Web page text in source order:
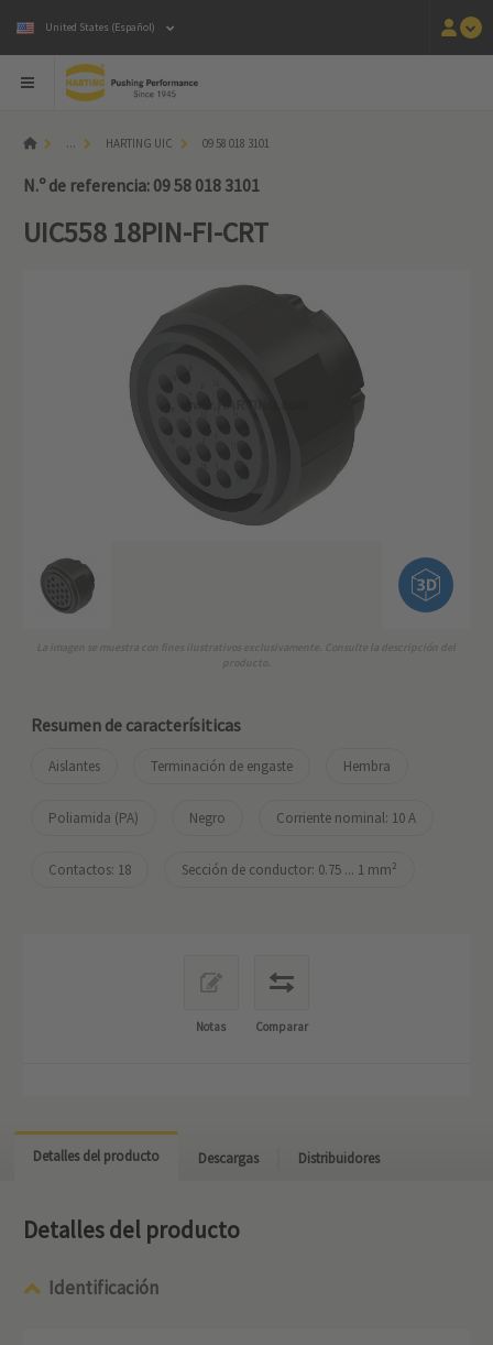
United States (Español)
... HARTING UIC 09 58 018 3101
N.º de referencia: 09 58 018 3101
UIC558 18PIN-FI-CRT
La imagen se muestra con fines ilustrativos exclusivamente. Consulte la descripción del
producto.
Resumen de caracterísiticas
Aislantes Terminación de engaste Hembra
Poliamida (PA) Negro Corriente nominal: ‌10 A
Contactos: 18 Sección de conductor: 0.75 ... 1 mm²
Notas Comparar
Detalles del producto Descargas Distribuidores
Detalles del producto
Identificación